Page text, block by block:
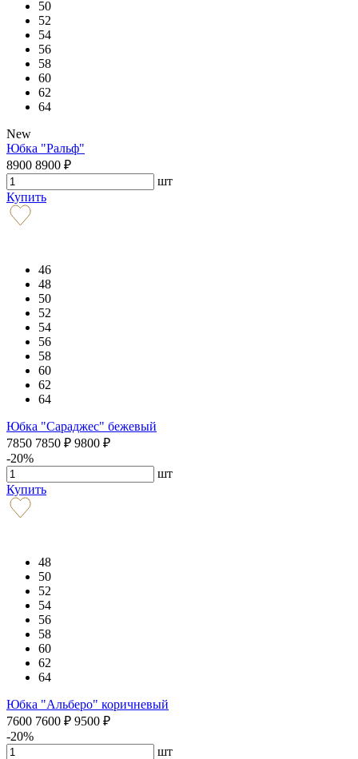
50
52
54
56
58
60
62
64
New
Юбка "Ральф"
8900 8900 ₽
шт
Купить
46
48
50
52
54
56
58
60
62
64
Юбка "Сараджес" бежевый
7850 7850 ₽ 9800 ₽
-20%
шт
Купить
48
50
52
54
56
58
60
62
64
Юбка "Альберо" коричневый
7600 7600 ₽ 9500 ₽
-20%
шт